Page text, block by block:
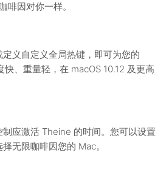
啡因对你一样。
义自定义全局热键，即可为您的
、重量轻，在 macOS 10.12 及更高
应激活 Theine 的时间。您可以设置
无限咖啡因您的 Mac。